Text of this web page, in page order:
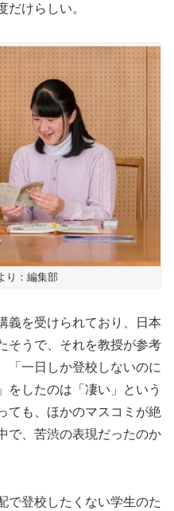
だけらしい。
り：編集部
義を受けられており、日本
そうで、それを教授が参考
「一日しか登校しないのに
をしたのは「凄い」という
ても、ほかのマスコミが絶
で、苦渋の表現だったのか
で登校したくない学生のた